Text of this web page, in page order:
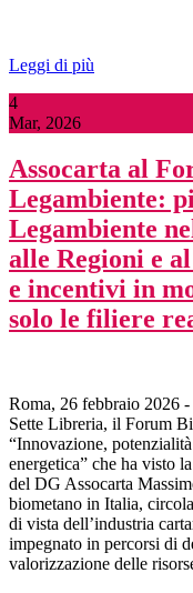
Leggi di più
4
Mar, 2026
Assocarta al
Legambiente:
Legambiente
alle Regioni e
e incentivi in
solo le filiere
Roma, 26 febbraio 2026
Sette Libreria, il Forum
“Innovazione,
energetica” che ha visto
del DG Assocarta
biometano in Italia,
di vista dell’industria
impegnato in percorsi di
valorizzazione delle